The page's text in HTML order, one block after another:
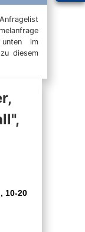
im
diesem
10-20